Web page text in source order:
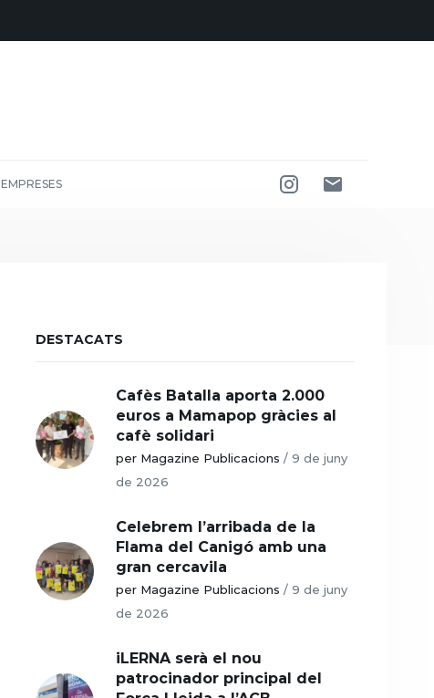
EMPRESES
DESTACATS
Cafès Batalla aporta 2.000
euros a Mamapop gràcies al
cafè solidari
per Magazine Publicacions / 9 de juny
de 2026
Celebrem l’arribada de la
Flama del Canigó amb una
gran cercavila
per Magazine Publicacions / 9 de juny
de 2026
iLERNA serà el nou
patrocinador principal del